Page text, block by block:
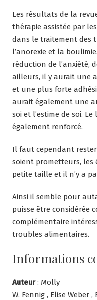
Les résultats de la
thérapie assistée par
dans le traitement des
l’anorexie et la
réduction de l’anxiété,
ailleurs, il y aurait une
et une plus forte
aurait également une
soi et l’estime de soi.
également renforcé.
Il faut cependant
soient prometteurs,
petite taille et il n’y a
Ainsi il semble pour
puisse être considérée
complémentaire
troubles alimentaires.
Informations
Auteur: Molly
W. Fennig , Elise Weber